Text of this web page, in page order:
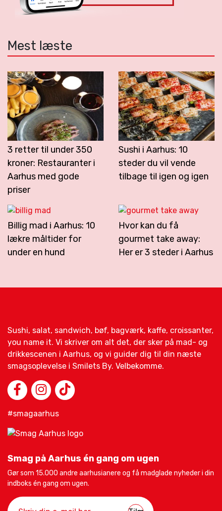
Mest læste
3 retter til under 350
kroner: Restauranter i
Aarhus med gode
priser
Sushi i Aarhus: 10
steder du vil vende
tilbage til igen og igen
Billig mad i Aarhus: 10
lækre måltider for
under en hund
Hvor kan du få
gourmet take away:
Her er 3 steder i Aarhus
Sushi, salat, sandwich, bøf, bagværk, kaffe, croissanter,
you name it. Vi skriver om alt det, der sker på mad- og
drikkescenen i Aarhus, og vi guider dig til din næste
smagsoplevelse i Smilets By. Velbekomme.
#smagaarhus
Smag på Aarhus én gang om ugen
Gør som 15.000 andre aarhusianere og få madglade nyheder i din
indboks én gang om ugen.